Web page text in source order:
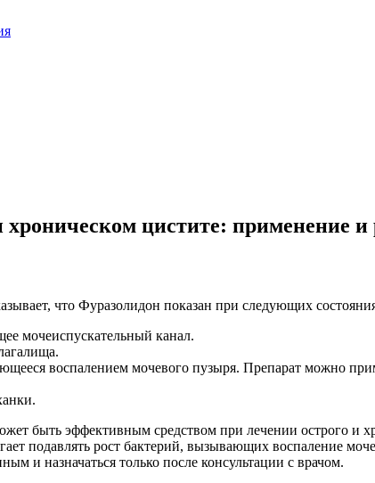
цистите: применение
что Фуразолидон показан при следующих
мочеиспускательный канал.
воспалением мочевого пузыря. Препарат можно
быть эффективным средством при лечении острого и
подавлять рост бактерий, вызывающих воспаление
и назначаться только после консультации с врачом.